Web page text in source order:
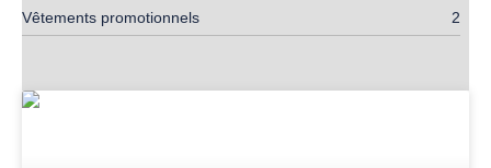
Vêtements promotionnels 2